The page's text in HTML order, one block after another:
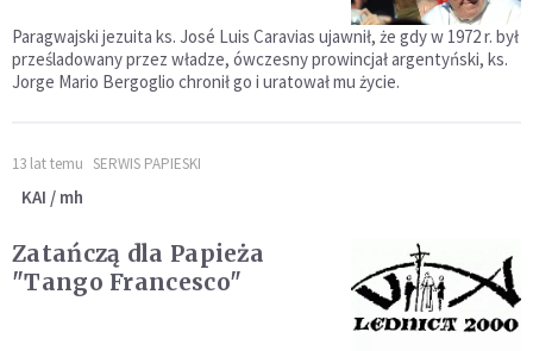
Paragwajski jezuita ks. José Luis Caravias ujawnił, że gdy w 1972 r. był
prześladowany przez władze, ówczesny prowincjał argentyński, ks.
Jorge Mario Bergoglio chronił go i uratował mu życie.
13 lat temu SERWIS PAPIESKI
KAI / mh
Zatańczą dla Papieża
"Tango Francesco"